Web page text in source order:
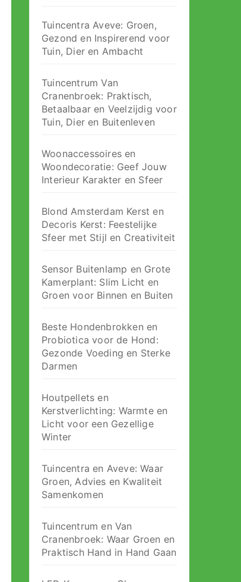
Tuincentra Aveve: Groen,
Gezond en Inspirerend voor
Tuin, Dier en Ambacht
Tuincentrum Van
Cranenbroek: Praktisch,
Betaalbaar en Veelzijdig voor
Tuin, Dier en Buitenleven
Woonaccessoires en
Woondecoratie: Geef Jouw
Interieur Karakter en Sfeer
Blond Amsterdam Kerst en
Decoris Kerst: Feestelijke
Sfeer met Stijl en Creativiteit
Sensor Buitenlamp en Grote
Kamerplant: Slim Licht en
Groen voor Binnen en Buiten
Beste Hondenbrokken en
Probiotica voor de Hond:
Gezonde Voeding en Sterke
Darmen
Houtpellets en
Kerstverlichting: Warmte en
Licht voor een Gezellige
Winter
Tuincentra en Aveve: Waar
Groen, Advies en Kwaliteit
Samenkomen
Tuincentrum en Van
Cranenbroek: Waar Groen en
Praktisch Hand in Hand Gaan